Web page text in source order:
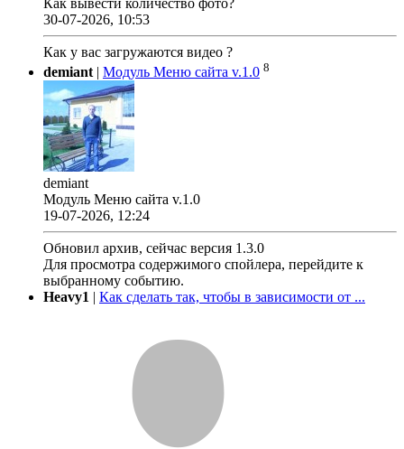
30-07-2026, 10:53
Как у вас загружаются видео ?
demiant | Модуль Меню сайта v.1.0 8
demiant
Модуль Меню сайта v.1.0
19-07-2026, 12:24
Обновил архив, сейчас версия 1.3.0
Для просмотра содержимого спойлера, перейдите к
выбранному событию.
Heavy1 | Как сделать так, чтобы в зависимости от ...